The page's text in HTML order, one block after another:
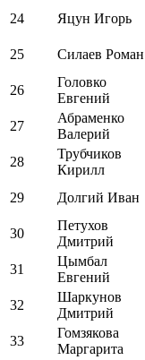
24 Яцун Игорь
25 Силаев Роман
26
Головко
Евгений
27
Абраменко
Валерий
28
Трубчиков
Кирилл
29 Долгий Иван
30
Петухов
Дмитрий
31
Цымбал
Евгений
32
Шаркунов
Дмитрий
33
Гомзякова
Маргарита